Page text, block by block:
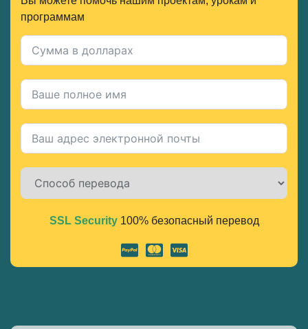
программам
Alternative:
SSL Security100% безопасный перевод